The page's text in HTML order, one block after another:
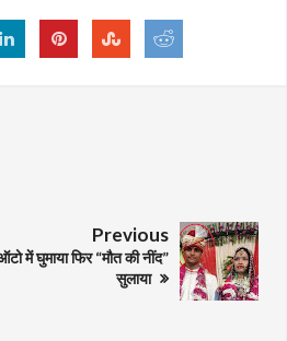
Previous
में घुमाया फिर “मौत की नींद”
सुलाया